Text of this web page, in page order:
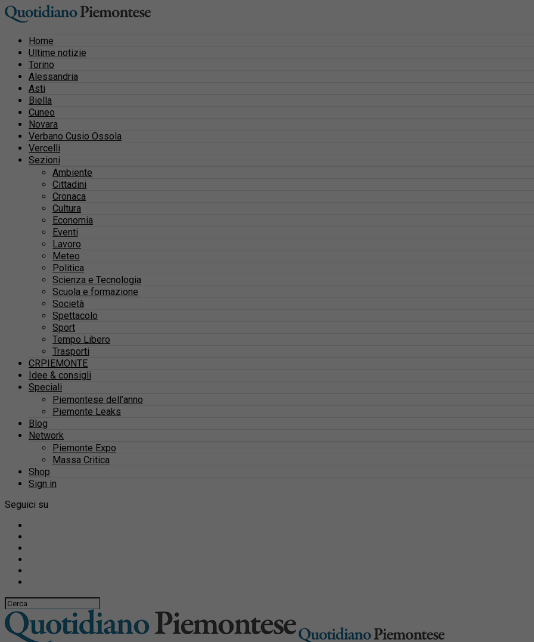
Home
Ultime notizie
Torino
Alessandria
Asti
Biella
Cuneo
Novara
Verbano Cusio Ossola
Vercelli
Sezioni
Ambiente
Cittadini
Cronaca
Cultura
Economia
Eventi
Lavoro
Meteo
Politica
Scienza e Tecnologia
Scuola e formazione
Società
Spettacolo
Sport
Tempo Libero
Trasporti
CRPIEMONTE
Idee & consigli
Speciali
Piemontese dell’anno
Piemonte Leaks
Blog
Network
Piemonte Expo
Massa Critica
Shop
Sign in
Seguici su